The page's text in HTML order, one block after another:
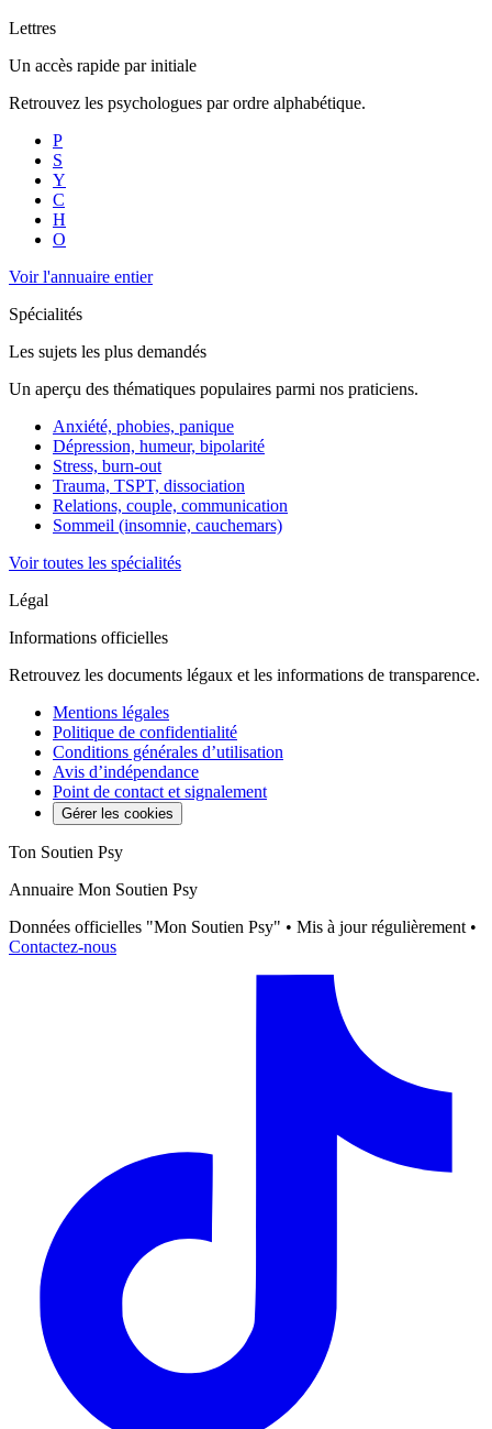
Lettres
Un accès rapide par initiale
Retrouvez les psychologues par ordre alphabétique.
P
S
Y
C
H
O
Voir l'annuaire entier
Spécialités
Les sujets les plus demandés
Un aperçu des thématiques populaires parmi nos praticiens.
Anxiété, phobies, panique
Dépression, humeur, bipolarité
Stress, burn-out
Trauma, TSPT, dissociation
Relations, couple, communication
Sommeil (insomnie, cauchemars)
Voir toutes les spécialités
Légal
Informations officielles
Retrouvez les documents légaux et les informations de transparence.
Mentions légales
Politique de confidentialité
Conditions générales d’utilisation
Avis d’indépendance
Point de contact et signalement
Gérer les cookies
Ton Soutien Psy
Annuaire Mon Soutien Psy
Données officielles "Mon Soutien Psy" • Mis à jour régulièrement •
Contactez-nous